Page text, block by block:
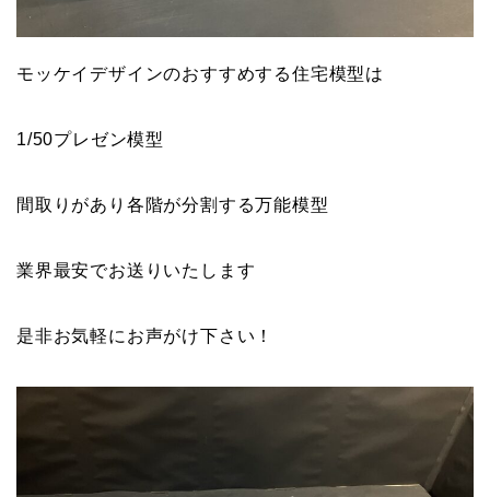
モッケイデザインのおすすめする住宅模型は
1/50プレゼン模型
間取りがあり各階が分割する万能模型
業界最安でお送りいたします
是非お気軽にお声がけ下さい！